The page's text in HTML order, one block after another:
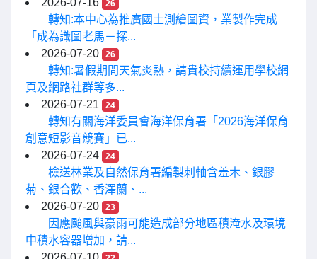
2026-07-16 26
轉知:本中心為推廣國土測繪圖資，業製作完成
「成為識圖老馬－探...
2026-07-20
26
轉知:暑假期間天氣炎熱，請貴校持續運用學校網
頁及網路社群等多...
2026-07-21
24
轉知有關海洋委員會海洋保育署「2026海洋保育
創意短影音競賽」已...
2026-07-24
24
檢送林業及自然保育署編製刺軸含羞木、銀膠
菊、銀合歡、香澤蘭、...
2026-07-20
23
因應颱風與豪雨可能造成部分地區積淹水及環境
中積水容器增加，請...